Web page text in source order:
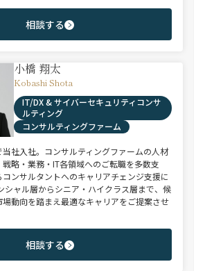
相談する
小橋 翔太
Kobashi Shota
IT/DX & サイバーセキュリティコンサ
ルティング
コンサルティングファーム
社入社。コンサルティングファームの人材
略・業務・IT各領域へのご転職を多数支
ンサルタントへのキャリアチェンジ支援に
シャル層からシニア・ハイクラス層まで、候
動向を踏まえ最適なキャリアをご提案させ
相談する